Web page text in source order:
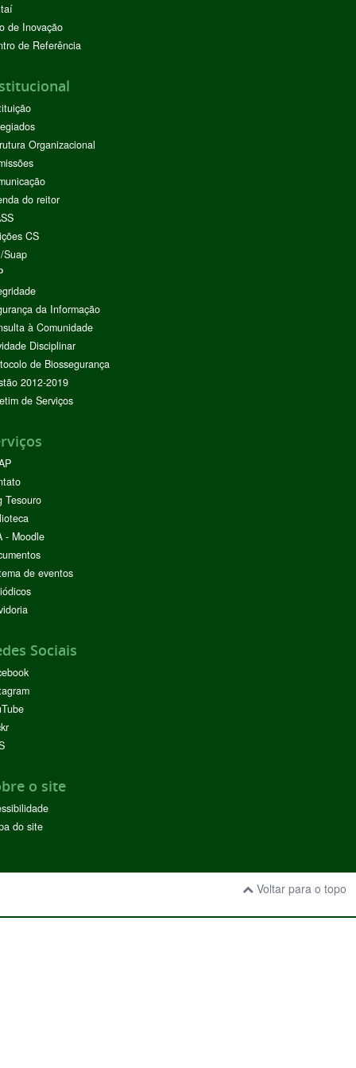
de Inovação
de Referência
Organizacional
do reitor
CS
Suap
da Informação
à Comunidade
Disciplinar
de Biossegurança
2012-2019
de Serviços
Tesouro
- Moodle
de eventos
Sociais
o site
do site
Voltar para o topo